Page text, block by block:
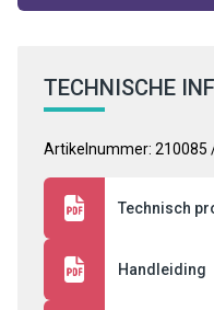
TECHNISCHE
Artikelnummer: 210085
Technisch
Handleiding